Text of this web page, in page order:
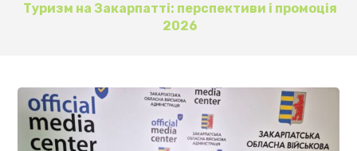
Туризм на Закарпатті: перспективи і промоція
2026